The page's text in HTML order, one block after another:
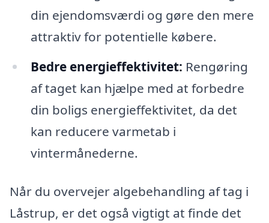
din ejendomsværdi og gøre den mere
attraktiv for potentielle købere.
Bedre energieffektivitet: Rengøring
af taget kan hjælpe med at forbedre
din boligs energieffektivitet, da det
kan reducere varmetab i
vintermånederne.
Når du overvejer algebehandling af tag i
Låstrup, er det også vigtigt at finde det